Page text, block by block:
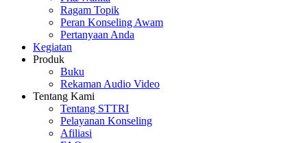
Ragam Topik
Peran Konseling Awam
Pertanyaan Anda
Kegiatan
Produk
Buku
Rekaman Audio Video
Tentang Kami
Tentang STTRI
Pelayanan Konseling
Afiliasi